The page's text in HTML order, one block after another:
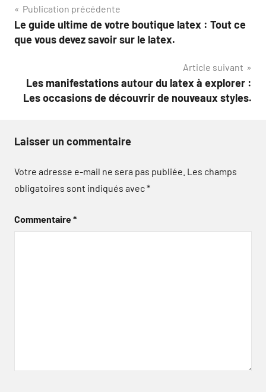
Navigation
de
Publication précédente
Le guide ultime de votre boutique latex : Tout ce
que vous devez savoir sur le latex.
Article suivant
Les manifestations autour du latex à explorer :
Les occasions de découvrir de nouveaux styles.
Laisser un commentaire
Votre adresse e-mail ne sera pas publiée. Les champs
obligatoires sont indiqués avec*
Commentaire*